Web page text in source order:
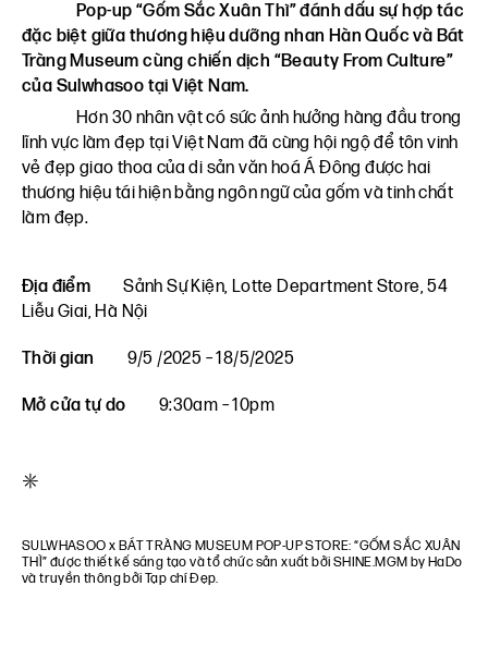
Pop-up “Gốm Sắc Xuân Thì” đánh dấu sự hợp tác
đặc biệt giữa thương hiệu dưỡng nhan Hàn Quốc và Bát
Tràng Museum cùng chiến dịch “Beauty From Culture”
của Sulwhasoo tại Việt Nam.
Hơn 30 nhân vật có sức ảnh hưởng hàng đầu trong
lĩnh vực làm đẹp tại Việt Nam đã cùng hội ngộ để tôn vinh
vẻ đẹp giao thoa của di sản văn hoá Á Đông được hai
thương hiệu tái hiện bằng ngôn ngữ của gốm và tinh chất
làm đẹp.
Địa điểm
Sảnh Sự Kiện, Lotte Department Store, 54
Liễu Giai, Hà Nội
Thời gian 9/5 /2025 – 18/5/2025
Mở cửa tự do 9:30am – 10pm
*
SULWHASOO x BÁT TRÀNG MUSEUM POP-UP STORE: “GỐM SẮC XUÂN
THÌ” được thiết kế sáng tạo và tổ chức sản xuất bởi SHINE.MGM by HaDo
và truyền thông bởi Tạp chí Đẹp.